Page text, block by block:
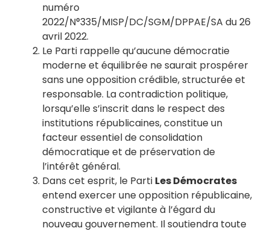
numéro
2022/N°335/MISP/DC/SGM/DPPAE/SA du 26
avril 2022.
Le Parti rappelle qu’aucune démocratie
moderne et équilibrée ne saurait prospérer
sans une opposition crédible, structurée et
responsable. La contradiction politique,
lorsqu’elle s’inscrit dans le respect des
institutions républicaines, constitue un
facteur essentiel de consolidation
démocratique et de préservation de
l’intérêt général.
Dans cet esprit, le Parti Les Démocrates
entend exercer une opposition républicaine,
constructive et vigilante à l’égard du
nouveau gouvernement. Il soutiendra toute